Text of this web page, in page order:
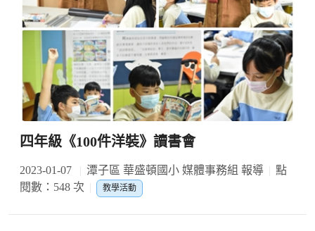
四年級《100件洋裝》讀書會
2023-01-07 潭子區 華盛頓國小 媒體事務組 報導
點
閱數：548 次
教學活動